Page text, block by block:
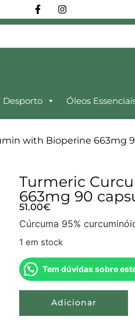
Desporto Óleos
with Bioperine 663mg
Turmeric
663mg 90
51.00€
Cúrcuma 95%
1 em stock
Tem dúvidas sobre
Adicionar